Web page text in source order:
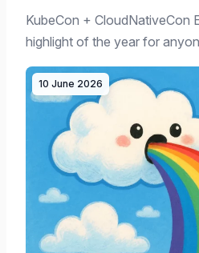
KubeCon + CloudNativeCon
highlight of the year for
10 June 2026